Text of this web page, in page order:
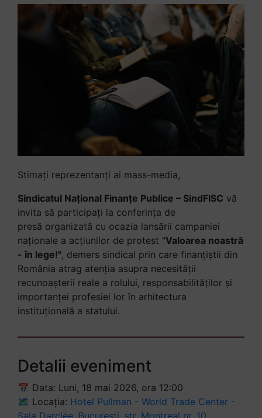
Stimați reprezentanți ai mass-media,
Sindicatul Național Finanțe Publice – SindFISC vă
invita să participați la conferința de
presă organizată cu ocazia lansării campaniei
naționale a acțiunilor de protest "Valoarea noastră
- în lege!", demers sindical prin care finanțiștii din
România atrag atenția asupra necesității
recunoașterii reale a rolului, responsabilităților și
importanței profesiei lor în arhitectura
instituțională a statului.
Detalii eveniment
📅 Data: Luni, 18 mai 2026, ora 12:00
🗺 Locația: Hotel Pullman - World Trade Center -
Sala Darclée, Bucuresti, str. Montreal nr. 10